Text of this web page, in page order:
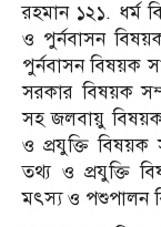
রহমান ১২১. ধর্ম
ও পুর্নবাসন
পুর্নবাসন বিষয়ক
সরকার বিষয়ক
সহ জলবায়ু
ও প্রযুক্তি
তথ্য ও প্রযুক্তি
মৎস্য ও পশুপালন